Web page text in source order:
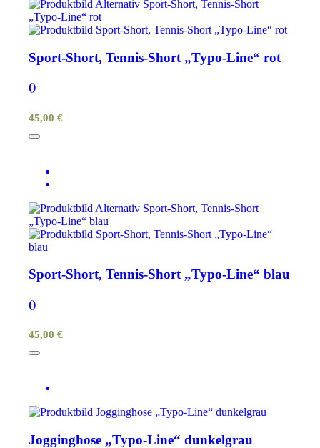
Sport-Short, Tennis-Short „Typo-Line“ rot
()
45,00 €
Sport-Short, Tennis-Short „Typo-Line“ blau
()
45,00 €
Jogginghose „Typo-Line“ dunkelgrau